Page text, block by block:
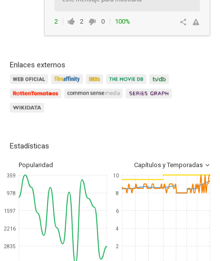
2 2 0
100%
Enlaces externos
Estadísticas
Popularidad Capítulos y Temporadas
359
978
1597
2216
2835
10
8
6
4
2